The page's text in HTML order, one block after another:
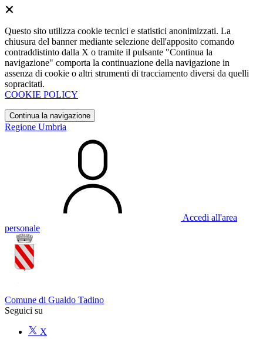
Questo sito utilizza cookie tecnici e statistici anonimizzati. La
chiusura del banner mediante selezione dell'apposito comando
contraddistinto dalla X o tramite il pulsante "Continua la
navigazione" comporta la continuazione della navigazione in
assenza di cookie o altri strumenti di tracciamento diversi da quelli
sopracitati.
COOKIE POLICY
Continua la navigazione
Regione Umbria
Accedi all'area
personale
Comune di Gualdo Tadino
Seguici su
X